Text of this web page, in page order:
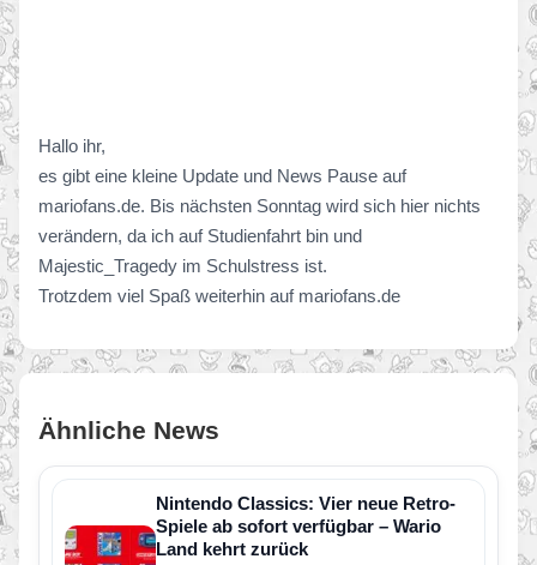
Hallo ihr,
es gibt eine kleine Update und News Pause auf
mariofans.de. Bis nächsten Sonntag wird sich hier nichts
verändern, da ich auf Studienfahrt bin und
Majestic_Tragedy im Schulstress ist.
Trotzdem viel Spaß weiterhin auf mariofans.de
Ähnliche News
Nintendo Classics: Vier neue Retro-
Spiele ab sofort verfügbar – Wario
Land kehrt zurück